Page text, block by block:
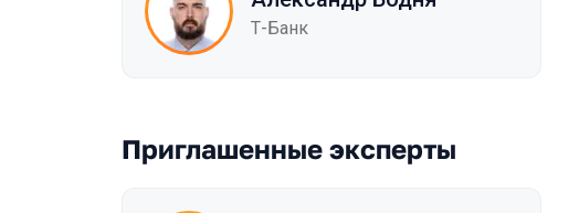
Т-Банк
Приглашенные эксперты